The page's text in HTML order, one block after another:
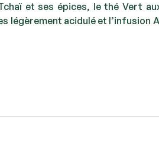
et ses épices, le thé Vert
légèrement acidulé et l’infusion